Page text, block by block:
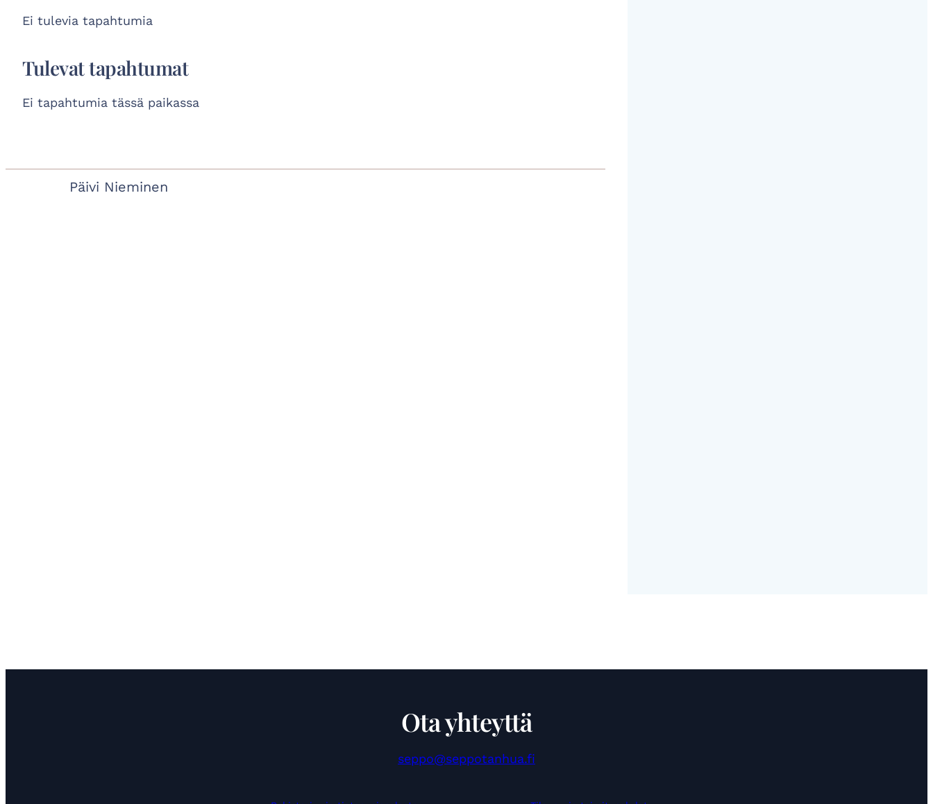
Ei tulevia tapahtumia
Tulevat tapahtumat
Ei tapahtumia tässä paikassa
Päivi Nieminen
Ota yhteyttä
seppo@seppotanhua.fi